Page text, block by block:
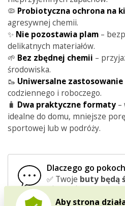
Aby strona
🦠 Probiotyczna ochrona na
agresywnej chemii.
✨ Nie pozostawia plam –
delikatnych materiałów.
🌱 Bez zbędnej chemii –
środowiska.
🥾 Uniwersalne zastosowanie
codziennego i roboczego.
🧳 Dwa praktyczne formaty –
idealne do domu, mniejsze
sportowej lub w podróży.
Dlaczego go
✅ Twoje buty będą
nieprzyjemnego
✅ Działa